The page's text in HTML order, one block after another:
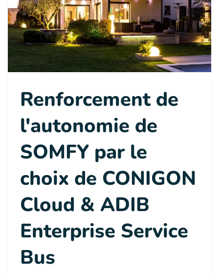
Renforcement de
l'autonomie de
SOMFY par le
choix de CONIGON
Cloud & ADIB
Enterprise Service
Bus